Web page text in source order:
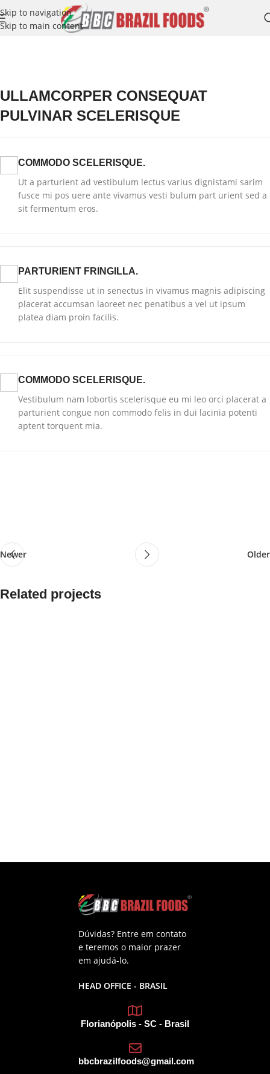
Skip to navigation
Skip to main content
ULLAMCORPER CONSEQUAT
PULVINAR SCELERISQUE
COMMODO SCELERISQUE.
Ut a parturient ad vestibulum lectus varius dignistami sarim
fusce mi pos uere ante vivamus vesti bulum part urient sed a
sit fermentum eros.
PARTURIENT FRINGILLA.
Elit suspendisse ut in senectus in vivamus magnis adipiscing
placerat accumsan laoreet nec penatibus a vel ut ipsum
platea diam proin facilis.
COMMODO SCELERISQUE.
Vestibulum nam lobortis scelerisque eu mi leo orci placerat a
parturient congue non commodo felis in dui lacinia potenti
aptent torquent mia.
Newer Older
Related projects
Dúvidas? Entre em contato
e teremos o maior prazer
em ajudá-lo.
HEAD OFFICE - BRASIL
Florianópolis - SC - Brasil
bbcbrazilfoods@gmail.com